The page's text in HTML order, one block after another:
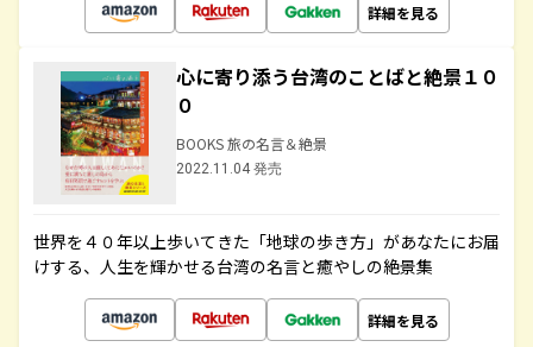
詳細を見る
心に寄り添う台湾のことばと絶景１０
０
BOOKS 旅の名言＆絶景
2022.11.04 発売
世界を４０年以上歩いてきた「地球の歩き方」があなたにお届
けする、人生を輝かせる台湾の名言と癒やしの絶景集
詳細を見る